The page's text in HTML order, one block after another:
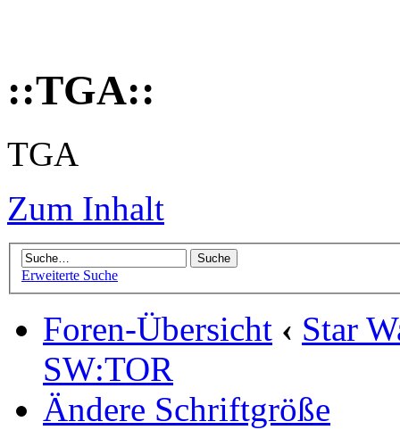
::TGA::
TGA
Zum Inhalt
Erweiterte Suche
Foren-Übersicht ‹ Star
SW:TOR
Ändere Schriftgröße